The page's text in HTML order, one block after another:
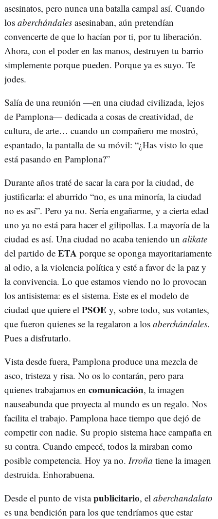
asesinatos, pero nunca una batalla campal así. Cuando
los aberchándales asesinaban, aún pretendían
convencerte de que lo hacían por ti, por tu liberación.
Ahora, con el poder en las manos, destruyen tu barrio
simplemente porque pueden. Porque ya es suyo. Te
jodes.
Salía de una reunión —en una ciudad civilizada, lejos
de Pamplona— dedicada a cosas de creatividad, de
cultura, de arte… cuando un compañero me mostró,
espantado, la pantalla de su móvil: “¿Has visto lo que
está pasando en Pamplona?”
Durante años traté de sacar la cara por la ciudad, de
justificarla: el aburrido “no, es una minoría, la ciudad
no es así”. Pero ya no. Sería engañarme, y a cierta edad
uno ya no está para hacer el gilipollas. La mayoría de la
ciudad es así. Una ciudad no acaba teniendo un alikate
del partido de ETA porque se oponga mayoritariamente
al odio, a la violencia política y esté a favor de la paz y
la convivencia. Lo que estamos viendo no lo provocan
los antisistema: es el sistema. Este es el modelo de
ciudad que quiere el PSOE y, sobre todo, sus votantes,
que fueron quienes se la regalaron a los aberchándales.
Pues a disfrutarlo.
Vista desde fuera, Pamplona produce una mezcla de
asco, tristeza y risa. No os lo contarán, pero para
quienes trabajamos en comunicación, la imagen
nauseabunda que proyecta al mundo es un regalo. Nos
facilita el trabajo. Pamplona hace tiempo que dejó de
competir con nadie. Su propio sistema hace campaña en
su contra. Cuando empecé, todos la miraban como
posible competencia. Hoy ya no. Irroña tiene la imagen
destruida. Enhorabuena.
Desde el punto de vistapublicitario, el aberchandalato
es una bendición para los que tendríamos que estar